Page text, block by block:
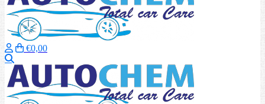
€0,00